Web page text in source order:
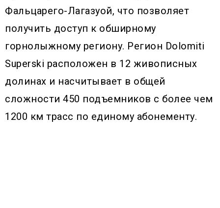
Фальцарего-Лагазуой, что позволяет
получить доступ к обширному
горнолыжному региону. Регион Dolomiti
Superski расположен в 12 живописных
долинах и насчитывает в общей
сложности 450 подъемников с более чем
1200 км трасс по единому абонементу.